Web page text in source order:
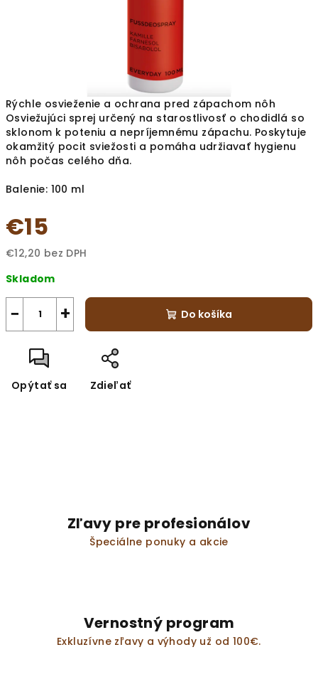
Rýchle osvieženie a ochrana pred zápachom nôh
Osviežujúci sprej určený na starostlivosť o chodidlá so
sklonom k poteniu a nepríjemnému zápachu. Poskytuje
okamžitý pocit sviežosti a pomáha udržiavať hygienu
nôh počas celého dňa.
Balenie: 100 ml
€15
€12,20 bez DPH
cena:
Skladom
+
− Do košíka
Opýtať sa Zdieľať
Zľavy pre profesionálov
Špeciálne ponuky a akcie
Vernostný program
Exkluzívne zľavy a výhody už od 100€.